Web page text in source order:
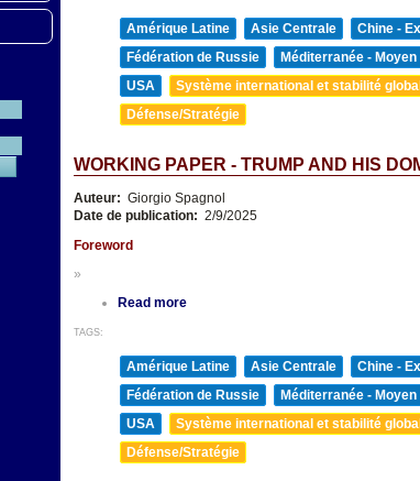
Amérique Latine Asie Centrale Chine -
Fédération de Russie
Méditerranée -
USA
Système international et stabilité
Défense/Stratégie
WORKING PAPER - TRUMP AND HIS
Auteur: Giorgio Spagnol
Date de publication: 2/9/2025
Foreword
»
Read more
TAGS:
Amérique Latine Asie Centrale Chine -
Fédération de Russie
Méditerranée - Moyen
USA
Système international et stabilité
Défense/Stratégie